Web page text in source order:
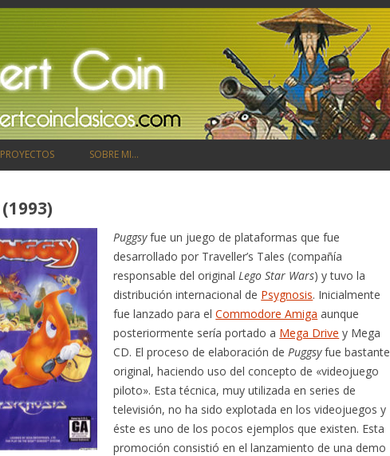
PROYECTOS SOBRE MI…
Puggsyfue un juego de plataformas que fue
desarrollado por Traveller’s Tales (compañía
responsable del original Lego Star Wars) y tuvo la
distribución internacional de Psygnosis. Inicialmente
fue lanzado para elCommodore Amiga aunque
posteriormente sería portado a Mega Drive y Mega
CD. El proceso de elaboración de Puggsyfue bastante
original, haciendo uso del concepto de «videojuego
piloto». Esta técnica, muy utilizada en series de
televisión, no ha sido explotada en los videojuegos y
éste es uno de los pocos ejemplos que existen. Esta
promoción consistió en el lanzamiento de una demo